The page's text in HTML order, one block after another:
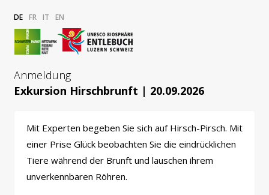
DE FR IT EN
Anmeldung
Exkursion Hirschbrunft | 20.09.2026
Mit Experten begeben Sie sich auf Hirsch-Pirsch. Mit
einer Prise Glück beobachten Sie die eindrücklichen
Tiere während der Brunft und lauschen ihrem
unverkennbaren Röhren.